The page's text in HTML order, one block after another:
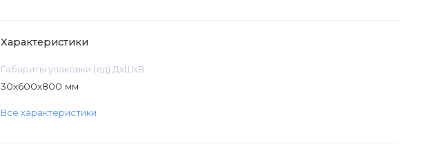
Характеристики
Габариты упаковки (ед) ДхШхВ
30x600x800 мм
Все характеристики